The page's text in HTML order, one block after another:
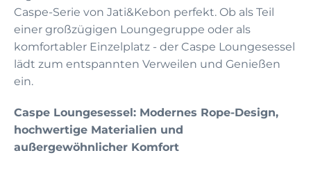
Caspe-Serie von Jati&Kebon perfekt. Ob als Teil
einer großzügigen Loungegruppe oder als
komfortabler Einzelplatz - der Caspe Loungesessel
lädt zum entspannten Verweilen und Genießen
ein.
Caspe Loungesessel: Modernes Rope-Design,
hochwertige Materialien und
außergewöhnlicher Komfort